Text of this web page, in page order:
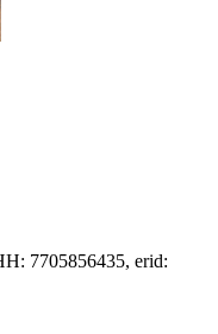
7705856435, erid: